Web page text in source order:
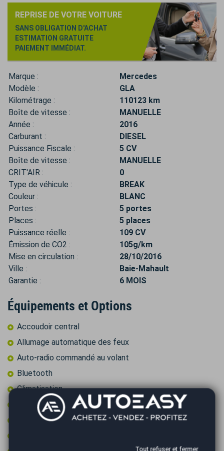
REPRISE DE VOTRE VOITURE
SANS OBLIGATION D'ACHAT
ESTIMATION GRATUITE
PAIEMENT IMMÉDIAT.
Marque :
Mercedes
Modèle :
GLA
Kilométrage :
110123 km
Boîte de vitesse :
MANUELLE
Année :
2016
Carburant :
DIESEL
Puissance Fiscale :
5 CV
Boîte de vitesse :
MANUELLE
CRIT'AIR :
0
Type de véhicule :
BREAK
Couleur :
BLANC
Portes :
5 portes
Places :
5 places
Puissance réelle :
109 CV
Émission de CO2 :
105g/km
Mise en circulation :
28/10/2016
Ville :
Baie-Mahault
Garantie :
6 MOIS
Équipements et Options
Accoudoir central
Allumage automatique des feux
Auto-radio commandé au volant
Bluetooth
Climatisation
Commandes vocales
Contrôle pression des pneus
Tout refuser et fermer